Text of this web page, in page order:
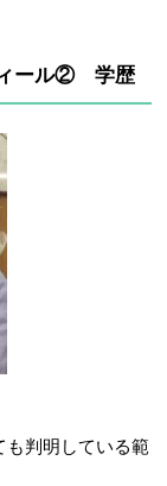
ィール② 学歴
判明している範